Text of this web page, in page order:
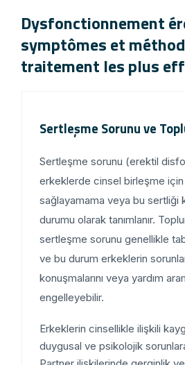
Dysfonctionnement
symptômes et
traitement les plus
Sertleşme Sorunu ve
Sertleşme sorunu (erektil
erkeklerde cinsel birleşme
sağlayamama veya bu sertliği
durumu olarak tanımlanır.
sertleşme sorunu genellikle
ve bu durum erkeklerin
konuşmalarını veya yardım
engelleyebilir.
Erkeklerin cinsellikle ilişkili
duygusal ve psikolojik